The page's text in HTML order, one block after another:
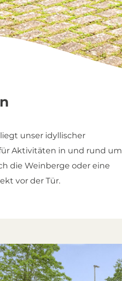
unser idyllischer
Aktivitäten in und rund um
die Weinberge oder eine
vor der Tür.